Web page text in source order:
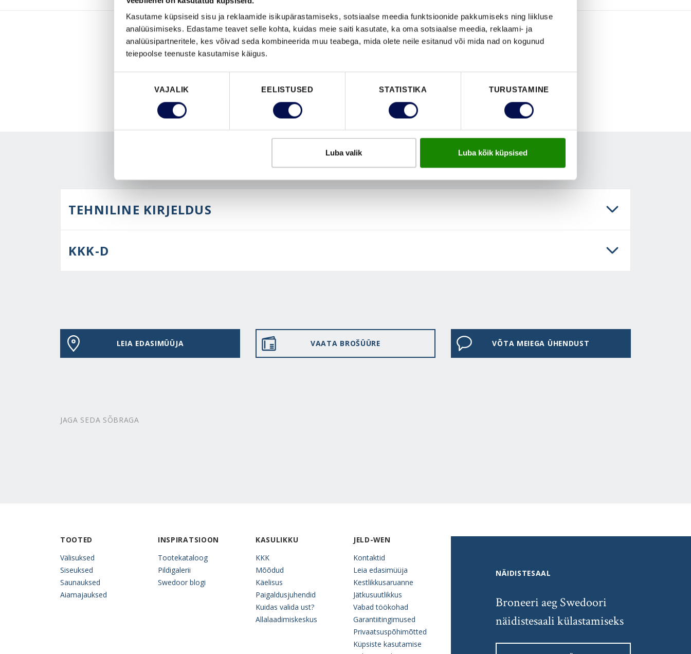
Kasutame küpsiseid sisu ja reklaamide isikupärastamiseks, sotsiaalse meedia funktsioonide pakkumiseks ning liikluse
analüüsimiseks. Edastame teavet selle kohta, kuidas meie saiti kasutate, ka oma sotsiaalse meedia, reklaami- ja
analüüsipartneritele, kes võivad seda kombineerida muu teabega, mida olete neile esitanud või mida nad on kogunud
teiepoolse teenuste kasutamise käigus.
VAJALIK EELISTUSED STATISTIKA TURUSTAMINE
Luba valik Luba kõik küpsised
FUNKTSIOONID
TEHNILINE KIRJELDUS
KKK-D
LEIA EDASIMÜÜJA VAATA BROŠÜÜRE VÕTA MEIEGA ÜHENDUST
JAGA SEDA SÕBRAGA
TOOTED
Välisuksed
Siseuksed
Saunauksed
Aiamajauksed
INSPIRATSIOON
Tootekataloog
Pildigalerii
Swedoor blogi
KASULIKKU
KKK
Mõõdud
Käelisus
Paigaldusjuhendid
Kuidas valida ust?
Allalaadimiskeskus
JELD-WEN
Kontaktid
Leia edasimüüja
Kestlikkusaruanne
Jätkusuutlikkus
Vabad töökohad
Garantiitingimused
Privaatsuspõhimõtted
Küpsiste kasutamise
NÄIDISTESAAL
Broneeri aeg Swedoori
näidistesaali külastamiseks